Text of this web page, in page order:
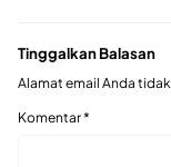
Tinggalkan Balasan
Alamat email Anda
Komentar*